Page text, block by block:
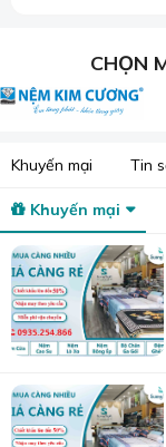
Tại Sương
CHỌN
Khuyến mại Tin
Khuyến mại